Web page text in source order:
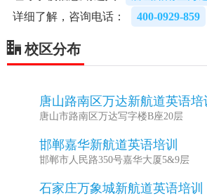
详细了解，咨询电话：
400-0929-859
校区分布
唐山路南区万达新航道英语培
唐山市路南区万达写字楼B座20层
邯郸嘉华新航道英语培训
邯郸市人民路350号嘉华大厦5&9层
石家庄万象城新航道英语培训